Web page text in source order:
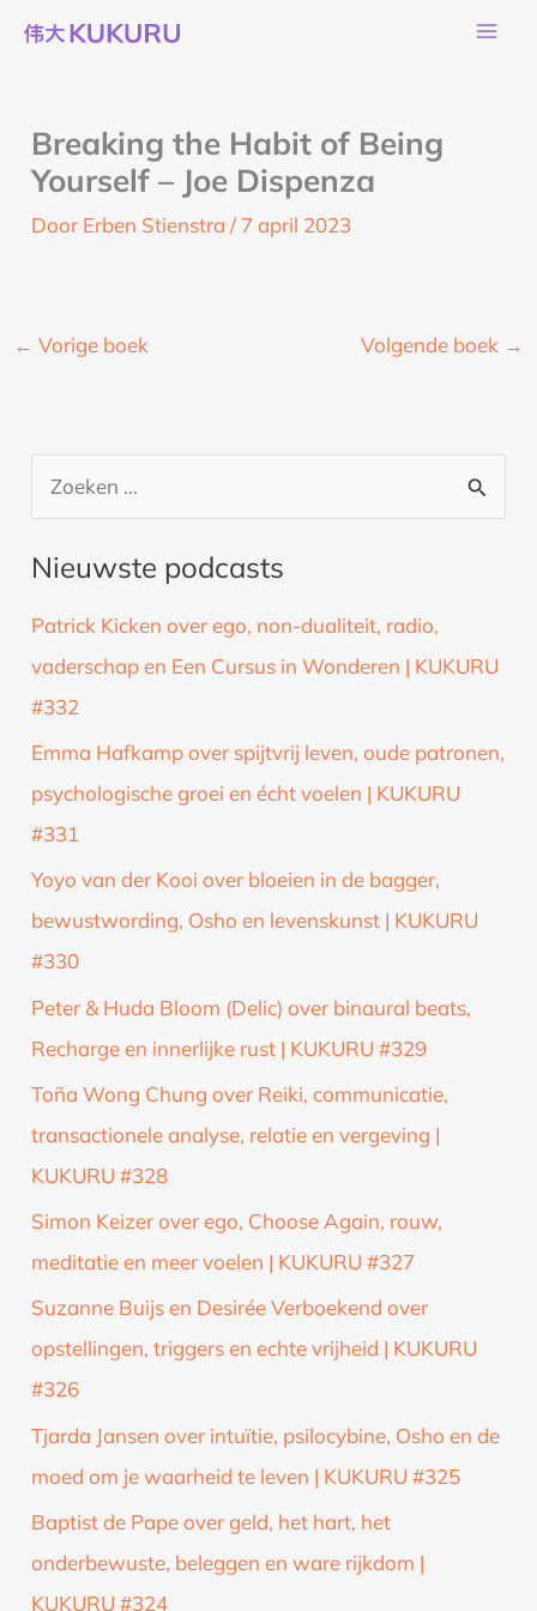
naar
Breaking the Habit of Being
Yourself – Joe Dispenza
Door Erben Stienstra/ 7 april 2023
← Vorige boek Volgende boek →
e
k
a
Nieuwste podcasts
Patrick Kicken over ego, non-dualiteit, radio,
vaderschap en Een Cursus in Wonderen | KUKURU
#332
Emma Hafkamp over spijtvrij leven, oude patronen,
psychologische groei en écht voelen | KUKURU
#331
Yoyo van der Kooi over bloeien in de bagger,
bewustwording, Osho en levenskunst | KUKURU
#330
Peter & Huda Bloom (Delic) over binaural beats,
Recharge en innerlijke rust | KUKURU #329
Toña Wong Chung over Reiki, communicatie,
transactionele analyse, relatie en vergeving |
KUKURU #328
Simon Keizer over ego, Choose Again, rouw,
meditatie en meer voelen | KUKURU #327
Suzanne Buijs en Desirée Verboekend over
opstellingen, triggers en echte vrijheid | KUKURU
#326
Tjarda Jansen over intuïtie, psilocybine, Osho en de
moed om je waarheid te leven | KUKURU #325
Baptist de Pape over geld, het hart, het
onderbewuste, beleggen en ware rijkdom |
KUKURU #324